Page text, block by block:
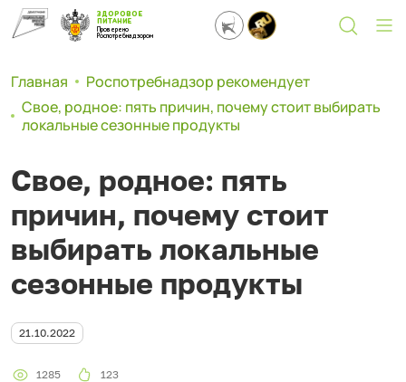
ЗДОРОВОЕ
ПИТАНИЕ
Проверено
Роспотребнадзором
Главная
Роспотребнадзор рекомендует
Свое, родное: пять причин, почему стоит выбирать
локальные сезонные продукты
Свое, родное: пять
причин, почему стоит
выбирать локальные
сезонные продукты
21.10.2022
1285 123